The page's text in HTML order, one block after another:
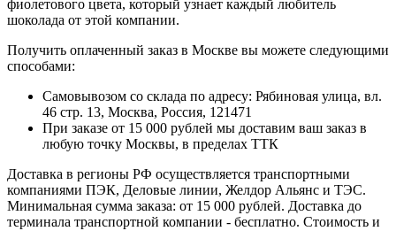
фиолетового цвета, который узнает каждый любитель
шоколада от этой компании.
Получить оплаченный заказ в Москве вы можете следующими
способами:
Самовывозом со склада по адресу: Рябиновая улица, вл.
46 стр. 13, Москва, Россия, 121471
При заказе от 15 000 рублей мы доставим ваш заказ в
любую точку Москвы, в пределах ТТК
Доставка в регионы РФ осуществляется транспортными
компаниями ПЭК, Деловые линии, Желдор Альянс и ТЭС.
Минимальная сумма заказа: от 15 000 рублей. Доставка до
терминала транспортной компании - бесплатно. Стоимость и